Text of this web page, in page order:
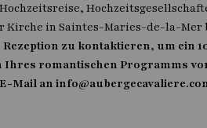
Kirche in Saintes-Maries-de-la-Mer
Rezeption zu kontaktieren, um ein
romantischen Programms
Mail an